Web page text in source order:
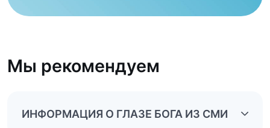
Мы рекомендуем
ИНФОРМАЦИЯ О ГЛАЗЕ БОГА ИЗ СМИ